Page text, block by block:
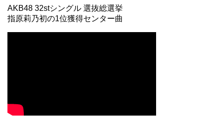
AKB48 32stシングル 選抜総選挙
指原莉乃初の1位獲得センター曲